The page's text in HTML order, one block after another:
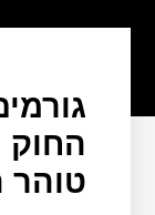
החוק
טוהר